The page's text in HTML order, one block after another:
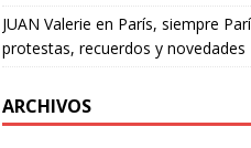
JUAN Valerie en París, siempre
protestas, recuerdos y novedades
ARCHIVOS